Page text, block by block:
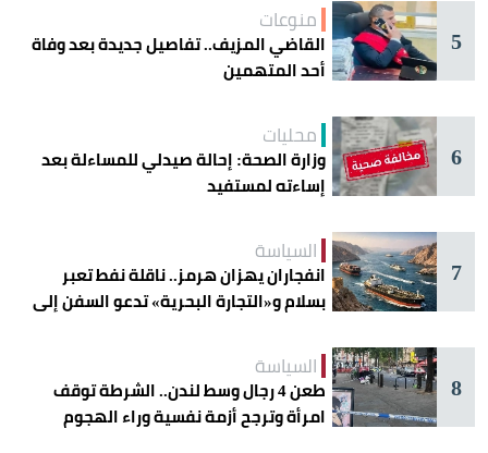
5
منوعات
القاضي المزيف.. تفاصيل جديدة بعد وفاة
أحد المتهمين
6
محليات
وزارة الصحة: إحالة صيدلي للمساءلة بعد
إساءته لمستفيد
7
السياسة
انفجاران يهزان هرمز.. ناقلة نفط تعبر
بسلام و«التجارة البحرية» تدعو السفن إلى
8
السياسة
طعن 4 رجال وسط لندن.. الشرطة توقف
امرأة وترجح أزمة نفسية وراء الهجوم